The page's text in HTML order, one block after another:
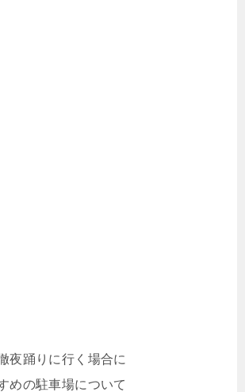
夜踊りに行く場合に
めの駐車場について